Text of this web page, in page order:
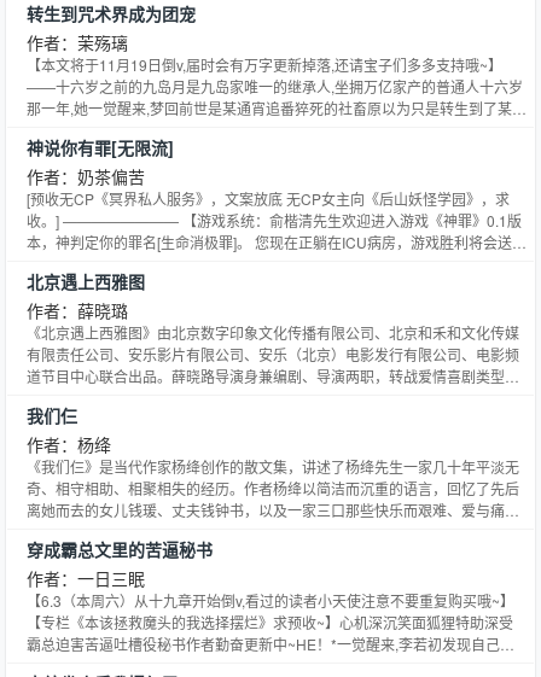
宠妻科学家李不言在现代教书育人行业卷生卷死的大龄单身女青年胡桃一朝穿
越到八十年代了。白捡一条小命的胡桃照了照镜子,又摸了摸口袋,好么,老天爷
真是一点金手指都不给开啊。可谁能告诉她,眼前这个就差把离婚二字写在脸上
的男人会是她的老公啊。这种放着踏实日子不过还充斥着小布尔乔亚式无病呻
吟的男人,胡桃还不想嫁给他呢,有点文化你是心高气傲,不见好就收让你生死难
胡桃决定：先抱大腿赚小钱钱。胡桃努力踩在时代的脉搏上赚着小钱钱为离婚
生活做着打算时,却发现家中这位科学家最大的爱好似乎变成了——劝学？温馨
的暖黄色灯光下,李不言抱着不知从哪儿弄来的高考数学100练,慢条斯理地给胡
桃辅导着数学题。这男人真劝学上瘾了？无妨,胡桃会给李不言一点来自小镇做
题家的小小震撼,她懒洋洋地丢过去一句：列xy这种初中知识点就不要拿出来讲
了好吧。李不言沉默半晌后,微微一笑：那我们直接来讲双曲线上的动点问题好
了。经过李不言的魔鬼特训,在高考取得辉煌战绩后,胡桃决定再次投身自己热爱
的教育行业,毫不犹豫地填上了师范。关于学业与事业,胡桃同志做出重大战略部
署：两手都要抓,两手都要硬。李不言指了指自己：那我呢？胡桃一个白眼丢过
去：离婚！白天是学校里勤勤恳恳的女大学生,晚上是在家把算盘拨到飞起的小
饭桌幕后小老板。李不言参与设计的东方红二号人造卫星成功发射,胡桃才惊觉
这个男人怎么打死都不让提离婚的事情了。毕业那年,胡桃手握师范专业毕业证
书去分配校报道,小饭桌也进化成了全北京最牛逼的幼儿园之一,胡桃感慨万千地
将幼儿园命名为：桃李。却听到家里那位离了四年婚也没离成的家属发出臭屁
的声音：这个名字里的李是我吗？-欢乐轻松日常向,不说教不携带私货,希望大
家看个乐就好稳定日更,看咱这一排不缺席的小粉花花,点个收藏养肥也好嘛~大
家的点击收藏留言都是我珍贵的礼物哦！
转生到咒术界成为团宠
作者：茉殇璃
【本文将于11月19日倒v,届时会有万字更新掉落,还请宝子们多多支持哦~】
——十六岁之前的九岛月是九岛家唯一的继承人,坐拥万亿家产的普通人十六岁
那一年,她一觉醒来,梦回前世是某通宵追番猝死的社畜原以为只是转生到了某平
现对象是某部她前世追过的番里那位被称为人类最强的男人她的世界因此被彻
底地颠覆拒绝早婚,觉醒咒力,继承术式,加入高专结识了越来越多同伴的她决定
要为守护每一个同伴的未来而战而越来越多的人也心甘情愿地聚集到了她的身
边———食用指南：女主自带团宠体质,所有人都宠她,她也宠所有人的那种教祖
大人、天与暴君等存活if剧情根据咒回里的时间线展开,人物尽量不ooc有全员单
爱每一个角色,写得不好那肯定是作者的锅,不是角色的错作者专栏求戳~求收藏
~
神说你有罪[无限流]
作者：奶茶偏苦
[预收无CP《冥界私人服务》，文案放底 无CP女主向《后山妖怪学园》，求
收。] ———————— 【游戏系统：俞楷清先生欢迎进入游戏《神罪》0.1版
本，神判定你的罪名[生命消极罪]。 您现在正躺在ICU病房，游戏胜利将会送您
笑，怎么都没想到，自己心心念念意外死亡终于到来。然而却被告知，给你一
个重新活的机会，闹呢？ “我都能被你们判定为[生命消极罪]了，你们为什么觉
得我会积极参加这场游戏，可能我第一关自己就先对自己动手。” 【游戏系
统：您不会，您这二十年来，有无数次机会能对自己下手，但你却在等意外。
还有如果最后胜利的是俞楷清先生，您可以选择兑换成别的，比如选择死后投
的很厉害，想要什么都知道。” 【游戏系统：三秒后正式进入游戏，1,2,3！】
排雷：一，架空，无CP！只有合作关系哦。 二，如若不喜欢不要为难自己，
转头立刻离开，让我后悔莫及。 第一章：导读楔子 资格测试：野兽同笼（完）
副本一：狂欢游乐场（完） 副本二：血泪养老院（完） 副本三：闭嘴学校！
（进行中） 副本未完...... ———————— 男主无CP《冥界私人服务》预收
文案 谢高逸自认为自己只是一个普普通通的人类，如果人类有等级分类，自己
怕不是只能刚刚合格。 他平时消遣，就特别喜欢看恐怖小说和恐怖电影，就连
玩游戏也要玩灵异游戏。 一天下班路上，莫名捡到一台电脑，谢高逸没多想就
去附近的警察局，想交给警察。 刚想转身，就感觉有人在身后紧紧的夹住自己
手臂两边。身子慢慢地不由他控制，往回家的方向继续走去。 一路上他想呼
叫，可他连话都说不出！ 回到家一切又恢复正常，一切的变化都是因为这部电
脑。电脑开始自动开机，自行运行操作。 最后停留在［冥界后台—员工注册］
北京遇上西雅图
作者：薛晓璐
《北京遇上西雅图》由北京数字印象文化传播有限公司、北京和禾和文化传媒
有限责任公司、安乐影片有限公司、安乐（北京）电影发行有限公司、电影频
道节目中心联合出品。薛晓路导演身兼编剧、导演两职，转战爱情喜剧类型，
跨国爱情遇奇。该片票房突破5亿，成为国产爱情片票房冠军。
我们仨
作者：杨绛
《我们仨》是当代作家杨绛创作的散文集，讲述了杨绛先生一家几十年平淡无
奇、相守相助、相聚相失的经历。作者杨绛以简洁而沉重的语言，回忆了先后
离她而去的女儿钱瑗、丈夫钱钟书，以及一家三口那些快乐而艰难、爱与痛的
穿成霸总文里的苦逼秘书
作者：一日三眠
【6.3（本周六）从十九章开始倒v,看过的读者小天使注意不要重复购买哦~】
【专栏《本该拯救魔头的我选择摆烂》求预收~】心机深沉笑面狐狸特助深受
霸总迫害苦逼吐槽役秘书作者勤奋更新中~HE！*一觉醒来,李若初发现自己穿